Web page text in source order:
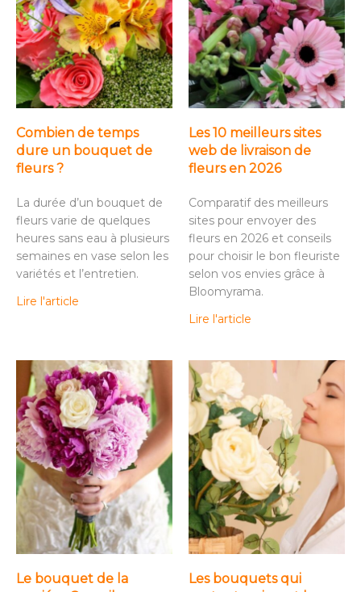
Combien de temps
dure un bouquet de
fleurs ?
La durée d’un bouquet de
fleurs varie de quelques
heures sans eau à plusieurs
semaines en vase selon les
variétés et l’entretien.
Lire l'article
Les 10 meilleurs sites
web de livraison de
fleurs en 2026
Comparatif des meilleurs
sites pour envoyer des
fleurs en 2026 et conseils
pour choisir le bon fleuriste
selon vos envies grâce à
Bloomyrama.
Lire l'article
Le bouquet de la
Les bouquets qui